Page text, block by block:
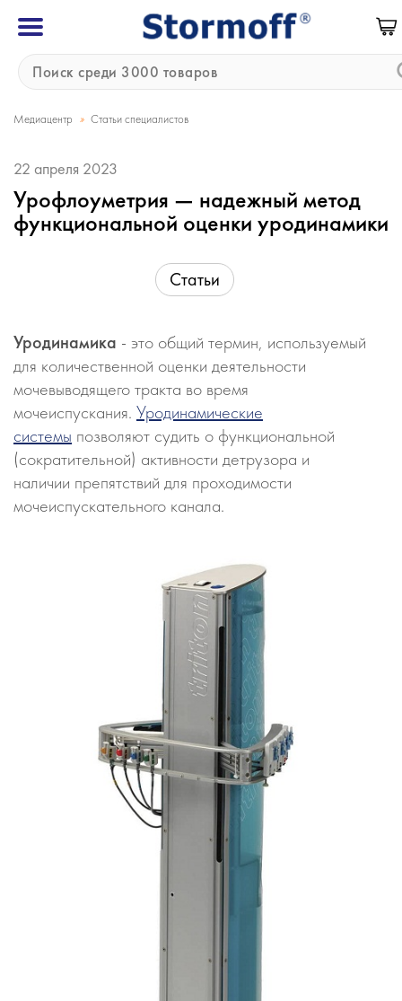
Медиацентр » Статьи специалистов
22 апреля 2023
Урофлоуметрия — надежный метод
функциональной оценки уродинамики
Статьи
Уродинамика - это общий термин, используемый
для количественной оценки деятельности
мочевыводящего тракта во время
мочеиспускания. Уродинамические
системы позволяют судить о функциональной
(сократительной) активности детрузора и
наличии препятствий для проходимости
мочеиспускательного канала.